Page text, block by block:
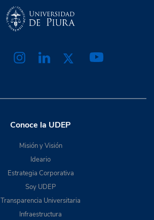
Conoce la UDEP
Misión y Visión
Ideario
Estrategia Corporativa
Soy UDEP
Transparencia Universitaria
Infraestructura